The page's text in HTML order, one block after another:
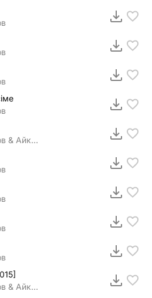
Нұрлан Әлімжанов & Айкерім Қалаубаева
Нұрлан Әлiмжанов & Айкерiм Қалаубаева